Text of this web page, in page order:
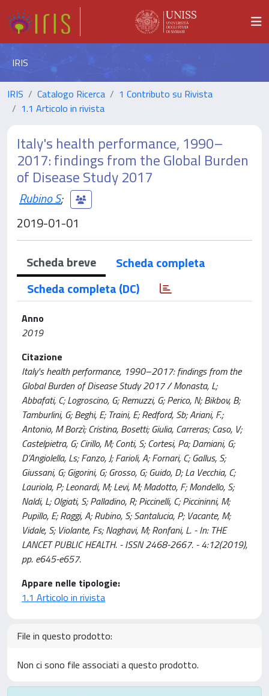
IRIS
IRIS Catalogo Ricerca
1 Contributo su Rivista
1.1 Articolo in rivista
Italy's health performance, 1990–
2017: findings from the Global Burden
of Disease Study 2017
Rubino S;
2019-01-01
Scheda breve
Scheda completa
Scheda completa (DC)
Anno
2019
Citazione
Italy's health performance, 1990–2017: findings from the
Global Burden of Disease Study 2017 / Monasta, L;
Abbafati, C; Logroscino, G; Remuzzi, G; Perico, N; Bikbov, B;
Tamburlini, G; Beghi, E; Traini, E; Redford, Sb; Ariani, F.;
Antonio, M Borzì; Cristina, Bosetti; Giulia, Carreras; Caso, V;
Castelpietra, G; Cirillo, M; Conti, S; Cortesi, Pa; Damiani, G;
D’Angiolella, Ls; Fanzo, J; Farioli, A; Fornari, C; Gallus, S;
Giussani, G; Gigorini, G; Grosso, G; Guido, D; La Vecchia, C;
Lauriola, P; Leonardi, M; Levi, M; Madotto, F; Mondello, S;
Naldi, L; Olgiati, S; Palladino, R; Piccinelli, C; Piccininni, M;
Pupillo, E; Raggi, A; Rubino, S; Santalucia, P; Vacante, M;
Vidale, S; Violante, Fs; Naghavi, M; Ronfani, L. - In: THE
LANCET PUBLIC HEALTH. - ISSN 2468-2667. - 4:12(2019),
pp. e645-e657.
Appare nelle tipologie:
1.1 Articolo in rivista
File in questo prodotto:
Non ci sono file associati a questo prodotto.